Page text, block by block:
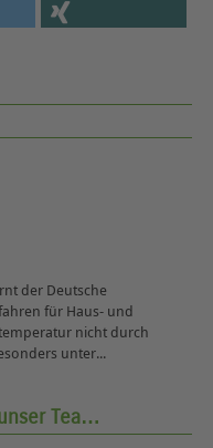
der Deutsche
für Haus- und
nicht durch
unter...
Tea…